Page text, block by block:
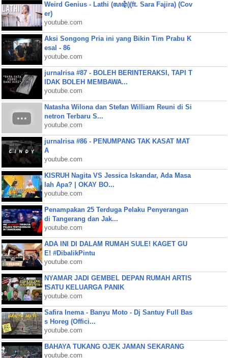
Weird Genius - Lathi (ꦭꦛꦶ)(ft. Sara Fajira) (Cov
er)
youtube.com
Aksi Songong Pria ini yang Bikin Tim Prabu K
esal - 86
youtube.com
jurnalrisa #87 - BOLEH BERINTERAKSI, TAPI T
IDAK BOLEH MEMBAWA...
youtube.com
Natasha Wilona dan Stefan William Reuni di Si
netron Terbaru S...
youtube.com
jurnalrisa #86 - PENUMPANG TAK KASAT MAT
A
youtube.com
KISRUH Nagita VS Jessica Iskandar, Ada Masa
lah Apa? | OKAY BO...
youtube.com
Penampakan 25 Terduga Pelaku Penyerangan
di Tangerang dan Jak...
youtube.com
ADA INI DI DALAM RUMAH SULE! KAGET GU
E! #DibalikPintu
youtube.com
NYAMAR JADI GEMBEL DEPAN RUMAH ARTIS
❗SATU KELUARGA PANIK
youtube.com
Safira Inema - Banyu Moto - Dj Santuy Full Bas
s Horeg (Offici...
youtube.com
BAHAYA TUKANG OJEK JAMAN SEKARANG
youtube.com